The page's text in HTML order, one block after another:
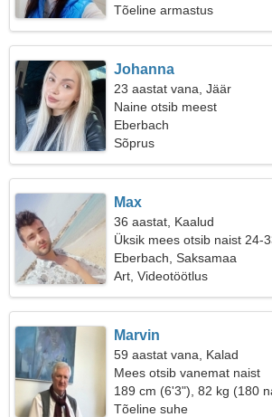
Tõeline armastus
Johanna
23 aastat vana, Jäär
Naine otsib meest
Eberbach
Sõprus
Max
36 aastat, Kaalud
Üksik mees otsib naist 24-
Eberbach, Saksamaa
Art, Videotöötlus
Marvin
59 aastat vana, Kalad
Mees otsib vanemat naist
189 cm (6'3"), 82 kg (180
Tõeline suhe